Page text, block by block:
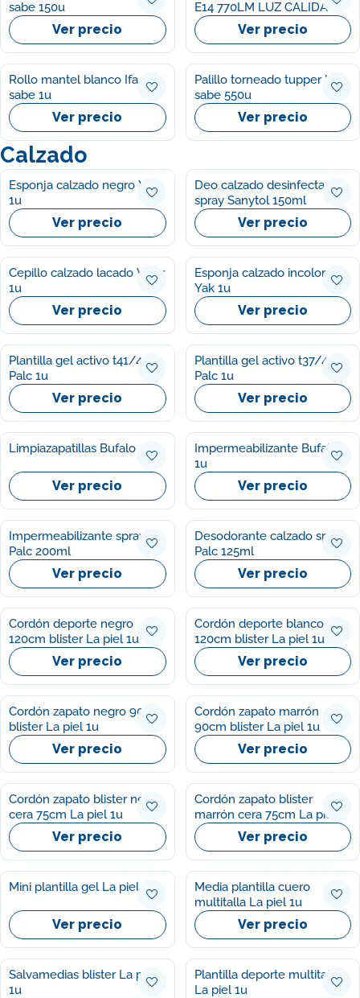
sabe 150u
Ver precio
E14 770LM LUZ CALIDA
CEGASA 1UVer precio
Rollo mantel blanco Ifa
sabe 1u
Ver precio
Palillo torneado tupper Ifa
sabe 550u
Ver precio
Calzado
Esponja calzado negro Yak
1u
Ver precio
Deo calzado desinfectante
spray Sanytol 150ml
Ver precio
Cepillo calzado lacado Vigar
1u
Ver precio
Esponja calzado incoloro
Yak 1u
Ver precio
Plantilla gel activo t41/46
Palc 1u
Ver precio
Plantilla gel activo t37/41
Palc 1u
Ver precio
Limpiazapatillas Bufalo
Ver precio
Impermeabilizante Bufalo
1u
Ver precio
Impermeabilizante spray
Palc 200ml
Ver precio
Desodorante calzado spray
Palc 125ml
Ver precio
Cordón deporte negro
120cm blister La piel 1u
Ver precio
Cordón deporte blanco
120cm blister La piel 1u
Ver precio
Cordón zapato negro 90cm
blister La piel 1u
Ver precio
Cordón zapato marrón
90cm blister La piel 1u
Ver precio
Cordón zapato blister negro
cera 75cm La piel 1u
Ver precio
Cordón zapato blister
marrón cera 75cm La piel
1u
Ver precio
Mini plantilla gel La piel 1u
Ver precio
Media plantilla cuero
multitalla La piel 1u
Ver precio
Salvamedias blister La piel
1u
Plantilla deporte multitalla
La piel 1u